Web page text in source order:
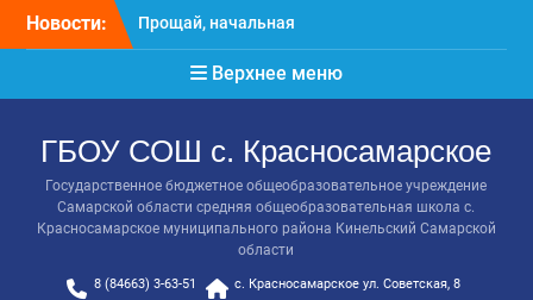
Новости:
Расписание консультаций
выпускников 9 класса
Класс года
Последний звонок
ТОП «Ребёнок не прошёл
на бюджет. Как получить
господдержку и
сохранить семейный
Верхнее меню
ГБОУ СОШ с. Красносамарское
Государственное бюджетное общеобразовательное учреждение
Самарской области средняя общеобразовательная школа с.
Красносамарское муниципального района Кинельский Самарской
области
8 (84663) 3-63-51 с. Красносамарское ул. Советская, 8